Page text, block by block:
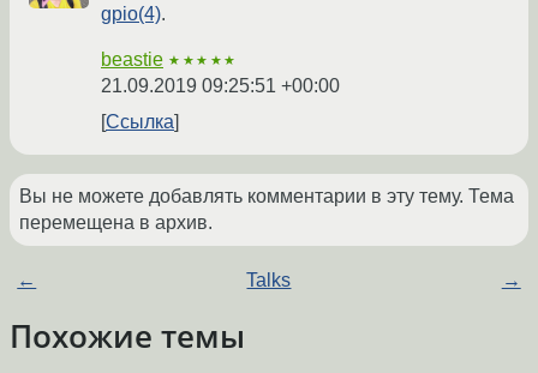
gpio(4).
beastie ★★★★★
21.09.2019 09:25:51 +00:00
Ссылка
Вы не можете добавлять комментарии в эту тему. Тема
перемещена в архив.
← Talks →
Похожие темы